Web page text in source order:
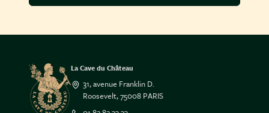
La Cave du Château
31, avenue Franklin D.
Roosevelt, 75008 PARIS